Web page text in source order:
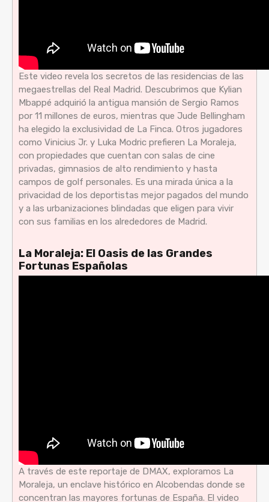
Este video revela los secretos de las residencias de las
megaestrellas del Real Madrid. Descubrimos que Kylian
Mbappé adquirió la antigua mansión de Sergio Ramos
por 11 millones de euros, mientras que Jude Bellingham
ha elegido la exclusividad de La Finca. Otros jugadores
como Vinicius Jr. y Luka Modric prefieren La Moraleja,
con propiedades que cuentan con salas de cine
privadas, gimnasios de alto rendimiento y hasta
campos de golf personales. Es una mirada única a la
privacidad de los deportistas mejor pagados del mundo
y a las urbanizaciones blindadas que eligen para vivir
con sus familias en los alrededores de Madrid.
La Moraleja: El Oasis de las Grandes
Fortunas Españolas
A través de este reportaje de DMAX, exploramos La
Moraleja, un enclave histórico en Alcobendas donde se
concentran las mayores fortunas de España. El video